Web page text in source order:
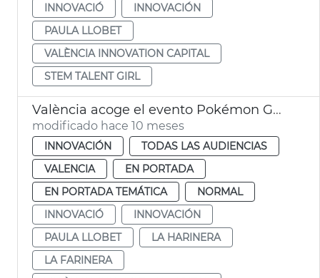
INNOVACIÓ
INNOVACIÓN
PAULA LLOBET
VALÈNCIA INNOVATION CAPITAL
STEM TALENT GIRL
València acoge el evento Pokémon GO City Safari 2025
modificado hace 10 meses
INNOVACIÓN
TODAS LAS AUDIENCIAS
VALENCIA
EN PORTADA
EN PORTADA TEMÁTICA
NORMAL
INNOVACIÓ
INNOVACIÓN
PAULA LLOBET
LA HARINERA
LA FARINERA